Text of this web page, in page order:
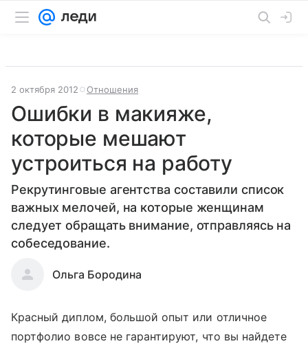
2 октября 2012 Отношения
Ошибки в макияже,
которые мешают
устроиться на работу
Рекрутинговые агентства составили список
важных мелочей, на которые женщинам
следует обращать внимание, отправляясь на
собеседование.
Ольга Бородина
Красный диплом, большой опыт или отличное
портфолио вовсе не гарантируют, что вы найдете